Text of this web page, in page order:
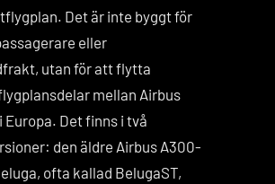
Det är inte byggt för
eller
utan för att flytta
mellan Airbus
Det finns i två
den äldre Airbus A300-
ofta kallad BelugaST,